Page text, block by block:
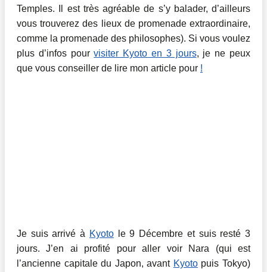
Temples. Il est très agréable de s’y balader, d’ailleurs
vous trouverez des lieux de promenade extraordinaire,
comme la promenade des philosophes). Si vous voulez
plus d’infos pourvisiter Kyoto en 3 jours, je ne peux
que vous conseiller de lire mon article pour !
Je suis arrivé à Kyotole 9 Décembre et suis resté 3
jours. J’en ai profité pour aller voir Nara (qui est
l’ancienne capitale du Japon, avant Kyotopuis Tokyo)